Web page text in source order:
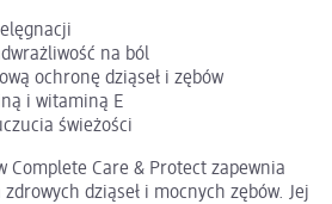
na ból
ochronę dziąseł i zębów
i witaminą E
świeżości
Complete Care & Protect zapewnia
dziąseł i mocnych zębów. Jej